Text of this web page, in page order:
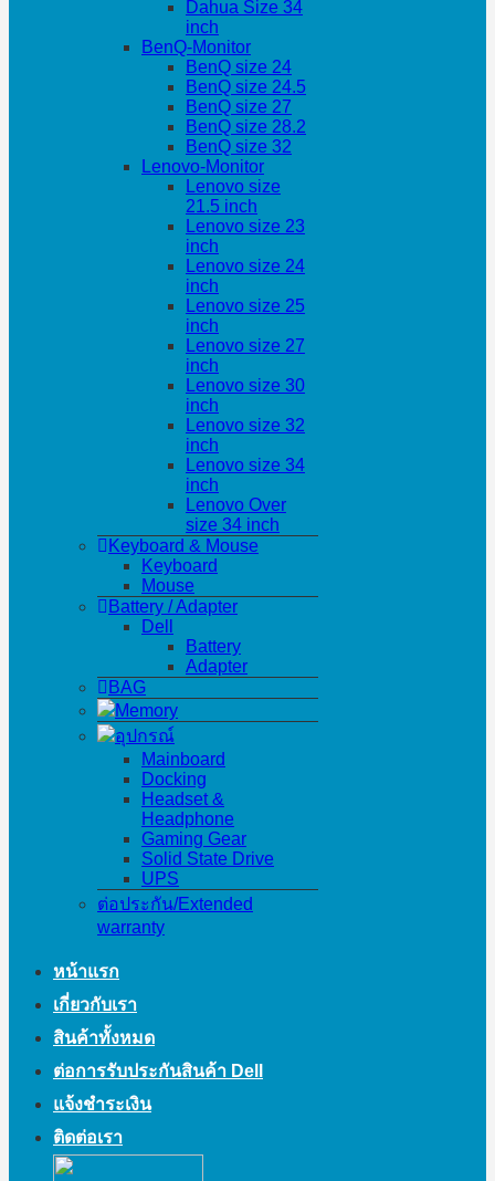
Dahua Size 34
inch
BenQ-Monitor
BenQ size 24
BenQ size 24.5
BenQ size 27
BenQ size 28.2
BenQ size 32
Lenovo-Monitor
Lenovo size
21.5 inch
Lenovo size 23
inch
Lenovo size 24
inch
Lenovo size 25
inch
Lenovo size 27
inch
Lenovo size 30
inch
Lenovo size 32
inch
Lenovo size 34
inch
Lenovo Over
size 34 inch
Keyboard & Mouse
Keyboard
Mouse
Battery / Adapter
Dell
Battery
Adapter
BAG
Memory
อุปกรณ์
Mainboard
Docking
Headset &
Headphone
Gaming Gear
Solid State Drive
UPS
ต่อประกัน/Extended
warranty
หน้าแรก
เกี่ยวกับเรา
สินค้าทั้งหมด
ต่อการรับประกันสินค้า Dell
แจ้งชำระเงิน
ติดต่อเรา